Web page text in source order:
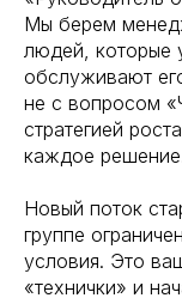
Мы берем
людей, которые
обслуживают
не с вопросом
стратегией
каждое
Новый поток
группе
условия. Это
«технички» и